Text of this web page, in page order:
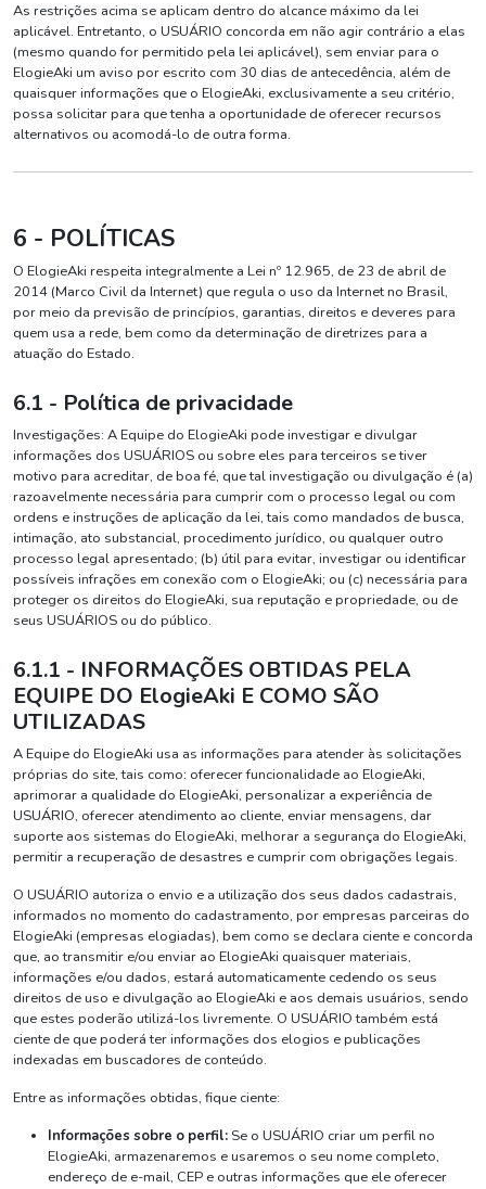
As restrições acima se aplicam dentro do alcance máximo da lei
aplicável. Entretanto, o USUÁRIO concorda em não agir contrário a elas
(mesmo quando for permitido pela lei aplicável), sem enviar para o
ElogieAki um aviso por escrito com 30 dias de antecedência, além de
quaisquer informações que o ElogieAki, exclusivamente a seu critério,
possa solicitar para que tenha a oportunidade de oferecer recursos
alternativos ou acomodá-lo de outra forma.
6 - POLÍTICAS
O ElogieAki respeita integralmente a Lei nº 12.965, de 23 de abril de
2014 (Marco Civil da Internet) que regula o uso da Internet no Brasil,
por meio da previsão de princípios, garantias, direitos e deveres para
quem usa a rede, bem como da determinação de diretrizes para a
atuação do Estado.
6.1 - Política de privacidade
Investigações: A Equipe do ElogieAki pode investigar e divulgar
informações dos USUÁRIOS ou sobre eles para terceiros se tiver
motivo para acreditar, de boa fé, que tal investigação ou divulgação é (a)
razoavelmente necessária para cumprir com o processo legal ou com
ordens e instruções de aplicação da lei, tais como mandados de busca,
intimação, ato substancial, procedimento jurídico, ou qualquer outro
processo legal apresentado; (b) útil para evitar, investigar ou identificar
possíveis infrações em conexão com o ElogieAki; ou (c) necessária para
proteger os direitos do ElogieAki, sua reputação e propriedade, ou de
seus USUÁRIOS ou do público.
6.1.1 - INFORMAÇÕES OBTIDAS PELA
EQUIPE DO ElogieAki E COMO SÃO
UTILIZADAS
A Equipe do ElogieAki usa as informações para atender às solicitações
próprias do site, tais como: oferecer funcionalidade ao ElogieAki,
aprimorar a qualidade do ElogieAki, personalizar a experiência de
USUÁRIO, oferecer atendimento ao cliente, enviar mensagens, dar
suporte aos sistemas do ElogieAki, melhorar a segurança do ElogieAki,
permitir a recuperação de desastres e cumprir com obrigações legais.
O USUÁRIO autoriza o envio e a utilização dos seus dados cadastrais,
informados no momento do cadastramento, por empresas parceiras do
ElogieAki (empresas elogiadas), bem como se declara ciente e concorda
que, ao transmitir e/ou enviar ao ElogieAki quaisquer materiais,
informações e/ou dados, estará automaticamente cedendo os seus
direitos de uso e divulgação ao ElogieAki e aos demais usuários, sendo
que estes poderão utilizá-los livremente. O USUÁRIO também está
ciente de que poderá ter informações dos elogios e publicações
indexadas em buscadores de conteúdo.
Entre as informações obtidas, fique ciente:
Informações sobre o perfil: Se o USUÁRIO criar um perfil no
ElogieAki, armazenaremos e usaremos o seu nome completo,
endereço de e-mail, CEP e outras informações que ele oferecer